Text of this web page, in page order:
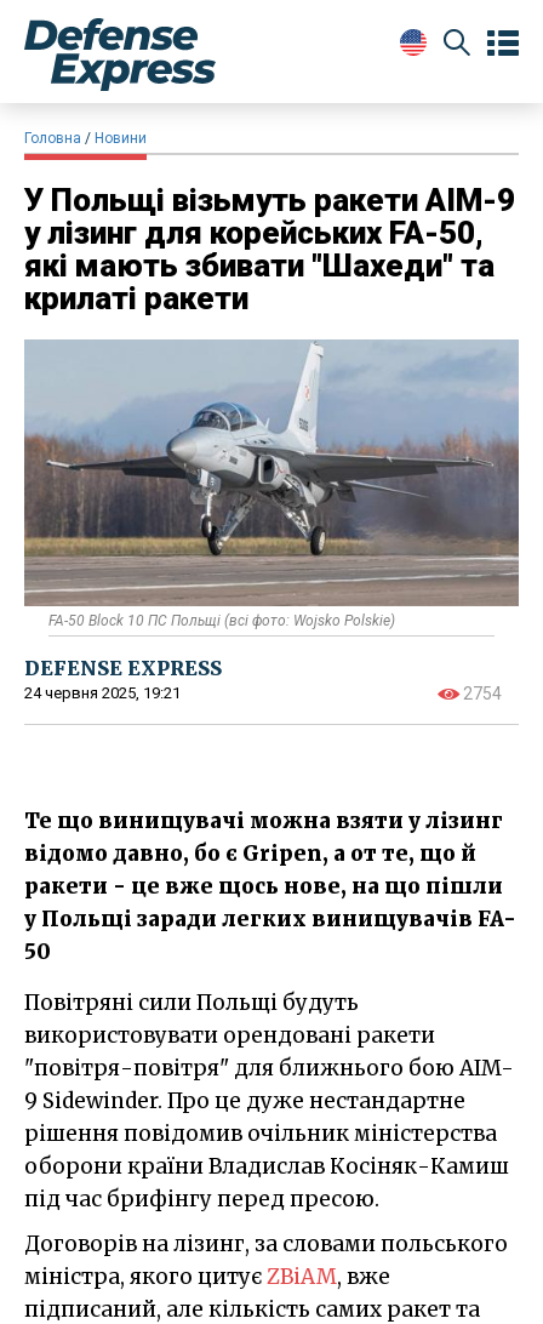
Головна Новини
У Польщі візьмуть ракети AIM-9
у лізинг для корейських FA-50,
які мають збивати "Шахеди" та
крилаті ракети
FA-50 Block 10 ПС Польщі (всі фото: Wojsko Polskie)
DEFENSE EXPRESS
24 червня 2025, 19:21 2754
Те що винищувачі можна взяти у лізинг
відомо давно, бо є Gripen, а от те, що й
ракети - це вже щось нове, на що пішли
у Польщі заради легких винищувачів FA-
50
Повітряні сили Польщі будуть
використовувати орендовані ракети
"повітря-повітря" для ближнього бою AIM-
9 Sidewinder. Про це дуже нестандартне
рішення повідомив очільник міністерства
оборони країни Владислав Косіняк-Камиш
під час брифінгу перед пресою.
Договорів на лізинг, за словами польського
міністра, якого цитуєZBiAM, вже
підписаний, але кількість самих ракет та